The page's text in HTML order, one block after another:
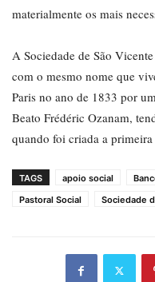
materialmente os mais
A Sociedade de São
com o mesmo nome que
Paris no ano de 1833 por
Beato Frédéric Ozanam,
quando foi criada a
TAGS apoio social
Pastoral Social
Sociedade